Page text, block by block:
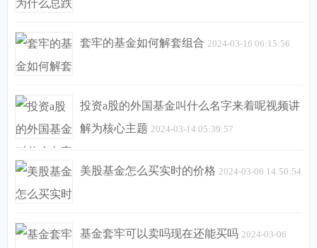
套牢的基金如何解套组合 2024-03-16 06:15:56
投资a股的外国基金叫什么名字来着呢视频讲
解为核心主题 2024-03-14 05:39:57
美股基金怎么买实时的价格 2024-03-06 14:50:54
基金套牢可以卖吗现在还能买吗 2024-03-06